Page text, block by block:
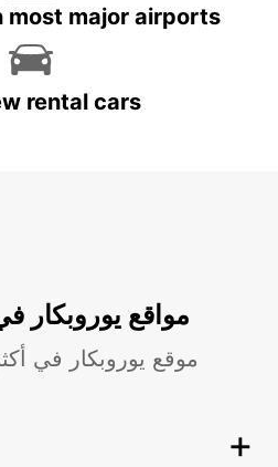
most major airports
rental cars
مواقع يوروبكار
موقع يوروبكار في